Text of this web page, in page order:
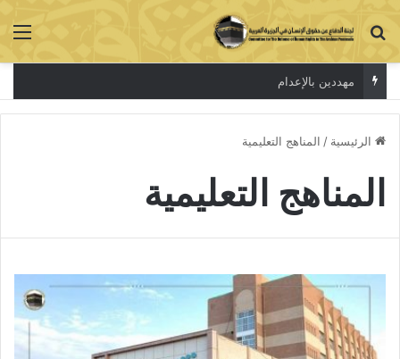
بحث عن
مهددين بالإعدام
الرئيسية / المناهج التعليمية
المناهج التعليمية